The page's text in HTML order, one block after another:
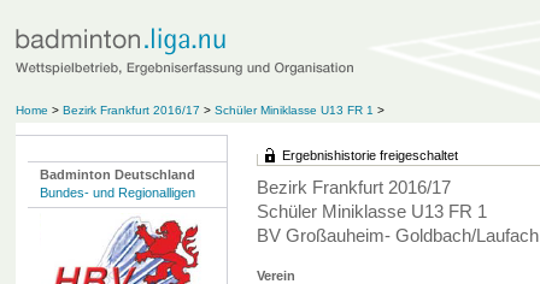
Home > Bezirk Frankfurt 2016/17 > Schüler Miniklasse U13 FR 1 >
Badminton Deutschland
Bundes- und Regionalligen
Ergebnishistorie freigeschaltet
Bezirk Frankfurt 2016/17
Schüler Miniklasse U13 FR 1
BV Großauheim- Goldbach/
Verein